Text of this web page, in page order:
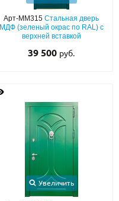
Арт-ММ315Стальная дверь
МДФ (зеленый окрас по RAL) с
верхней вставкой
39 500 руб.
Увеличить